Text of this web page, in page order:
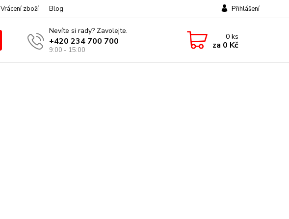
Vrácení zboží Blog Přihlášení
Nevíte si rady? Zavolejte.
+420 234 700 700
9:00 - 15:00
0ks
za 0 Kč